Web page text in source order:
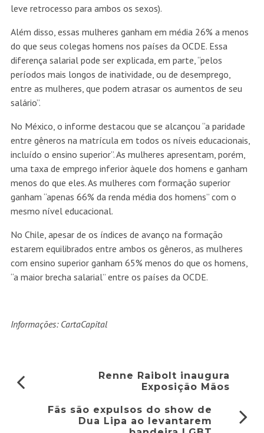
leve retrocesso para ambos os sexos).
Além disso, essas mulheres ganham em média 26% a menos
do que seus colegas homens nos países da OCDE. Essa
diferença salarial pode ser explicada, em parte, “pelos
períodos mais longos de inatividade, ou de desemprego,
entre as mulheres, que podem atrasar os aumentos de seu
salário”.
No México, o informe destacou que se alcançou “a paridade
entre gêneros na matrícula em todos os níveis educacionais,
incluído o ensino superior”. As mulheres apresentam, porém,
uma taxa de emprego inferior àquele dos homens e ganham
menos do que eles. As mulheres com formação superior
ganham “apenas 66% da renda média dos homens” com o
mesmo nível educacional.
No Chile, apesar de os índices de avanço na formação
estarem equilibrados entre ambos os gêneros, as mulheres
com ensino superior ganham 65% menos do que os homens,
“a maior brecha salarial” entre os países da OCDE.
Informações: CartaCapital
Renne Raibolt inaugura
Exposição Mãos
Fãs são expulsos do show de
Dua Lipa ao levantarem